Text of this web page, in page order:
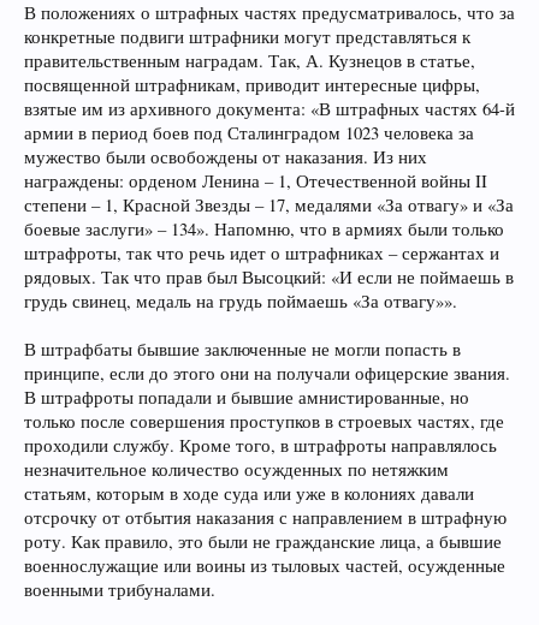
В положениях о штрафных частях предусматривалось, что за
конкретные подвиги штрафники могут представляться к
правительственным наградам. Так, А. Кузнецов в статье,
посвященной штрафникам, приводит интересные цифры,
взятые им из архивного документа: «В штрафных частях 64-й
армии в период боев под Сталинградом 1023 человека за
мужество были освобождены от наказания. Из них
награждены: орденом Ленина – 1, Отечественной войны II
степени – 1, Красной Звезды – 17, медалями «За отвагу» и «За
боевые заслуги» – 134». Напомню, что в армиях были только
штрафроты, так что речь идет о штрафниках – сержантах и
рядовых. Так что прав был Высоцкий: «И если не поймаешь в
грудь свинец, медаль на грудь поймаешь «За отвагу»».
В штрафбаты бывшие заключенные не могли попасть в
принципе, если до этого они на получали офицерские звания.
В штрафроты попадали и бывшие амнистированные, но
только после совершения проступков в строевых частях, где
проходили службу. Кроме того, в штрафроты направлялось
незначительное количество осужденных по нетяжким
статьям, которым в ходе суда или уже в колониях давали
отсрочку от отбытия наказания с направлением в штрафную
роту. Как правило, это были не гражданские лица, а бывшие
военнослужащие или воины из тыловых частей, осужденные
военными трибуналами.